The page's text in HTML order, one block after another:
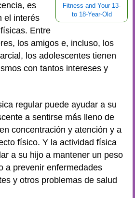
Fitness and Your 13-
to 18-Year-Old
es
el interés
Entre
los amigos e, incluso, los
los adolescentes tienen
con tantos intereses y
regular puede ayudar a su
a sentirse más lleno de
concentración y atención y a
físico. Y la actividad física
a su hijo a mantener un peso
a prevenir enfermedades
y otros problemas de salud